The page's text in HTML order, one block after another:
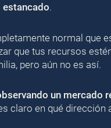
estancado.
normal que
que tus recursos
pero aún no es así.
un mercado
claro en qué dirección